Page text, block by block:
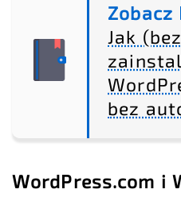
Zobacz
Jak
bez
WordPress.com i